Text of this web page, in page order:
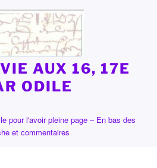
AUX 16, 17E
ODILE
pour l'avoir pleine page – En bas des
et commentaires